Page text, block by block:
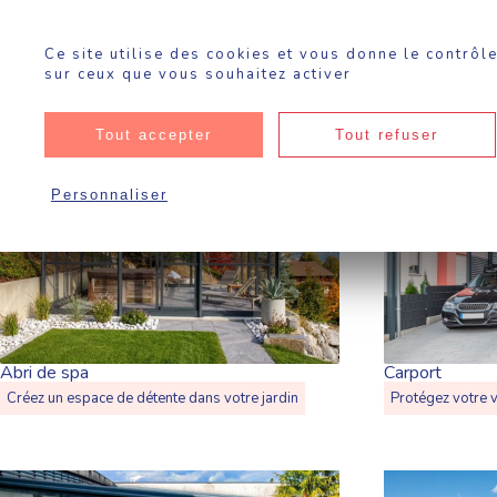
Ce site utilise des cookies et vous donne le contrôle
sur ceux que vous souhaitez activer
Tout accepter Tout refuser
Personnaliser
Abris de piscine
Abri de piscine extra-bas
J’abrite mon bassin
Abri de piscine
J’abrite mon
Autres abris
Abri de spa
Créez un espace de détente dans votre jardin
Carport
Protégez votre
Ventes flash d’été